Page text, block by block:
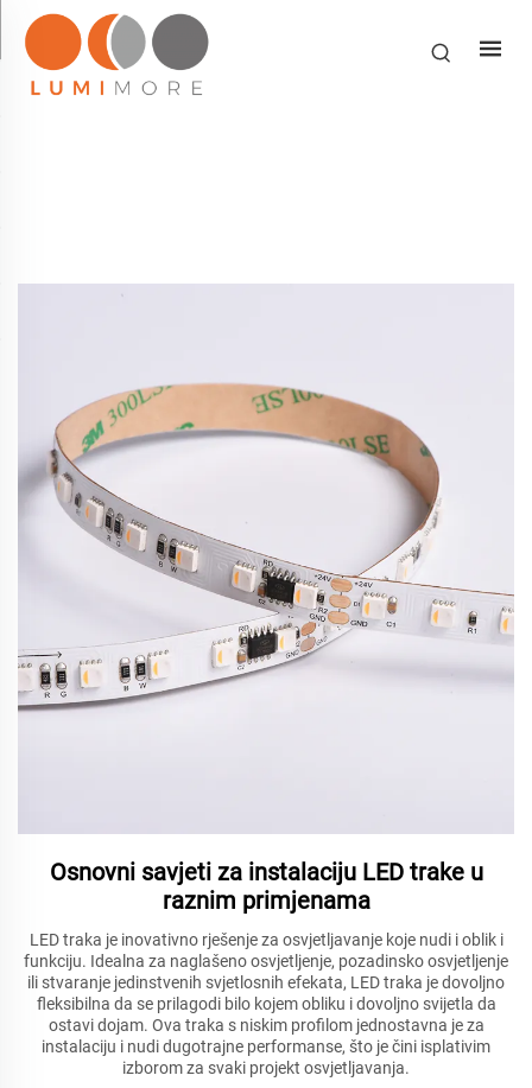
Osnovni savjeti za instalaciju LED trake u
raznim primjenama
LED traka je inovativno rješenje za osvjetljavanje koje nudi i oblik i
funkciju. Idealna za naglašeno osvjetljenje, pozadinsko osvjetljenje
ili stvaranje jedinstvenih svjetlosnih efekata, LED traka je dovoljno
fleksibilna da se prilagodi bilo kojem obliku i dovoljno svijetla da
ostavi dojam. Ova traka s niskim profilom jednostavna je za
instalaciju i nudi dugotrajne performanse, što je čini isplativim
izborom za svaki projekt osvjetljavanja.